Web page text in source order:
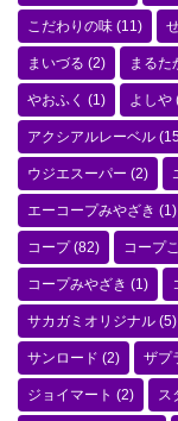
こだわりの味 (11)
まいづる (2) まるた
やおふく (1) よしや
アクシアルレーベル
ウジエスーパー (2)
エーコープみやざき (1)
コープ(82) コープ
コープみやざき (1)
サカガミオリジナル (5)
サンロード (2) ザプ
ジョイマート (2) ス